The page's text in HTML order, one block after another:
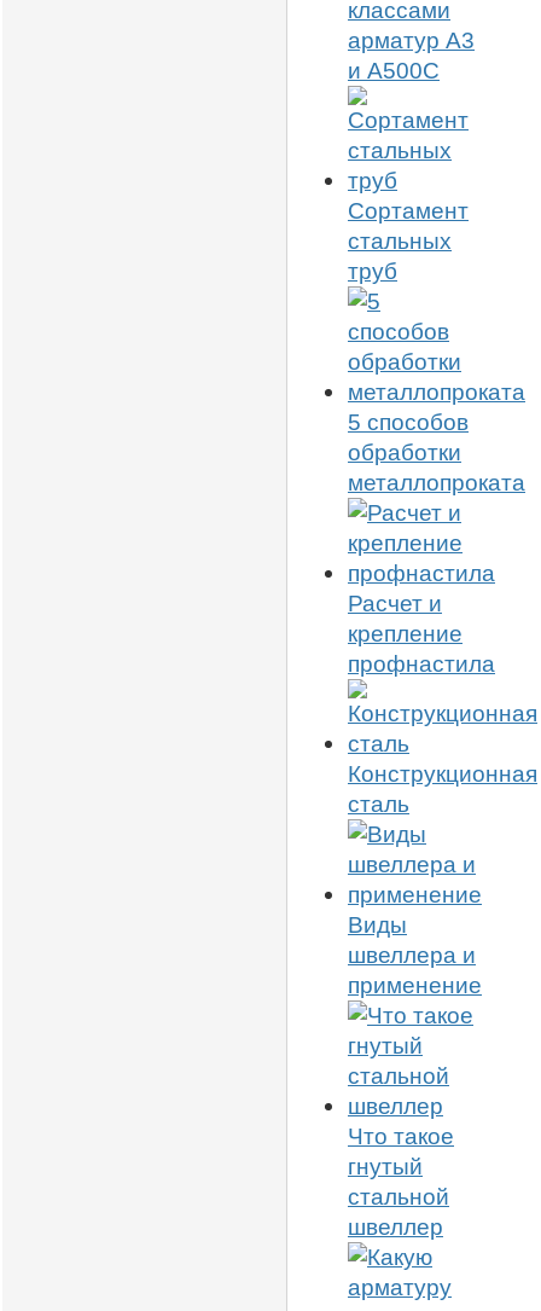
классами
арматур А3
и А500С
Сортамент
стальных
труб
5 способов
обработки
металлопроката
Расчет и
крепление
профнастила
Конструкционная
сталь
Виды
швеллера и
применение
Что такое
гнутый
стальной
швеллер